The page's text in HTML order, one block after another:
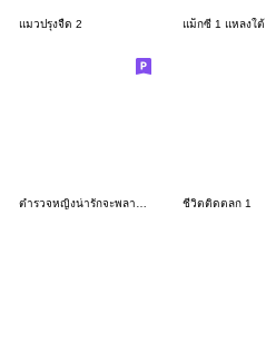
แมวปรุงจืด 2 แม็กซี่ 1 แหลงใต้
ตำรวจหญิงน่ารักจะพลาดได้ไง ชีวิตติดตลก 1